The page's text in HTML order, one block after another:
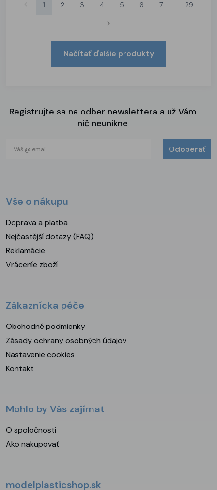
1 2 3 4 5 6 7 ... 29
Načítať ďalšie produkty
Registrujte sa na odber newslettera a už Vám
nič neunikne
Odoberať
Vše o nákupu
Doprava a platba
Nejčastější dotazy (FAQ)
Reklamácie
Vráceníe zboží
Zákaznícka péče
Obchodné podmienky
Zásady ochrany osobných údajov
Nastavenie cookies
Kontakt
Mohlo by Vás zajímat
O spoločnosti
Ako nakupovať
modelplasticshop.sk